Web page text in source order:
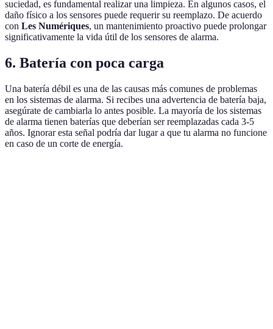
suciedad, es fundamental realizar una limpieza. En algunos casos, el
daño físico a los sensores puede requerir su reemplazo. De acuerdo
con Les Numériques, un mantenimiento proactivo puede prolongar
significativamente la vida útil de los sensores de alarma.
6. Batería con poca carga
Una batería débil es una de las causas más comunes de problemas
en los sistemas de alarma. Si recibes una advertencia de batería baja,
asegúrate de cambiarla lo antes posible. La mayoría de los sistemas
de alarma tienen baterías que deberían ser reemplazadas cada 3-5
años. Ignorar esta señal podría dar lugar a que tu alarma no funcione
en caso de un corte de energía.